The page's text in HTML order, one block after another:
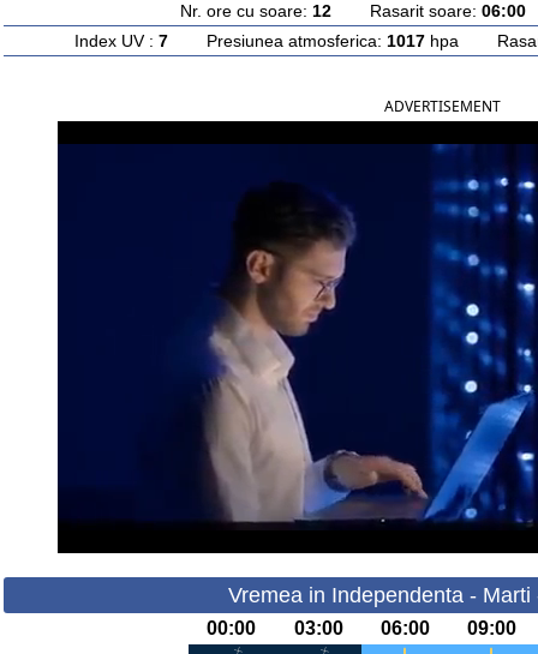
Nr. ore cu soare: 12Rasarit soare: 06:00
Index UV : 7Presiunea atmosferica: 1017hpa
ADVERTISEMENT
Vremea in Independenta - Marti
00:00 03:00 06:00 09:00